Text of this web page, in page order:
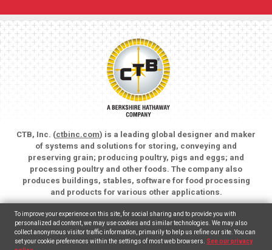
CTB, Inc. (ctbinc.com) is a leading global designer and maker
of systems and solutions for storing, conveying and
preserving grain; producing poultry, pigs and eggs; and
processing poultry and other foods. The company also
produces buildings, stables, software for food processing
and products for various other applications.
Copyright © 2026 CTB, Inc. All rights reserved.
Legal Notices
Animal Care
To improve your experience on this site, for social sharing and to provide you with
personalized ad content, we may use cookies and similar technologies. We may also
collect anonymous visitor traffic information, primarily to help us refine our site. You can
set your cookie preferences within the settings of most web browsers. See our privacy